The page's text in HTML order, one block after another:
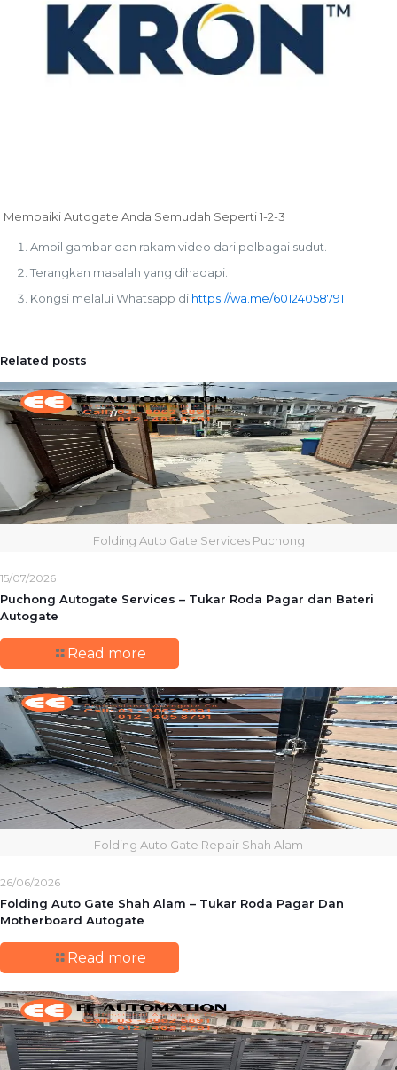
Membaiki Autogate Anda Semudah Seperti 1-2-3
Ambil gambar dan rakam video dari pelbagai sudut.
Terangkan masalah yang dihadapi.
Kongsi melalui Whatsapp di https://wa.me/60124058791
Related posts
Folding Auto Gate Services Puchong
15/07/2026
Puchong Autogate Services – Tukar Roda Pagar dan Bateri
Autogate
Read more
Folding Auto Gate Repair Shah Alam
26/06/2026
Folding Auto Gate Shah Alam – Tukar Roda Pagar Dan
Motherboard Autogate
Read more